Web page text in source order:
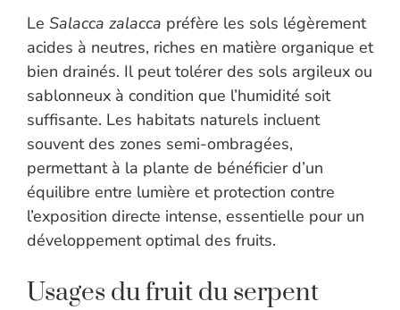
Le Salacca zalacca préfère les sols légèrement
acides à neutres, riches en matière organique et
bien drainés. Il peut tolérer des sols argileux ou
sablonneux à condition que l’humidité soit
suffisante. Les habitats naturels incluent
souvent des zones semi-ombragées,
permettant à la plante de bénéficier d’un
équilibre entre lumière et protection contre
l’exposition directe intense, essentielle pour un
développement optimal des fruits.
Usages du fruit du serpent